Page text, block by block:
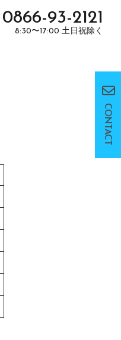
0866-93-2121
8:30〜17:00 土日祝除く
CONTACT